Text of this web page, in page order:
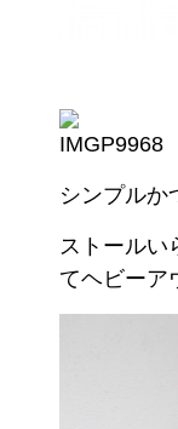
シンプルか
ストールい
てヘビー